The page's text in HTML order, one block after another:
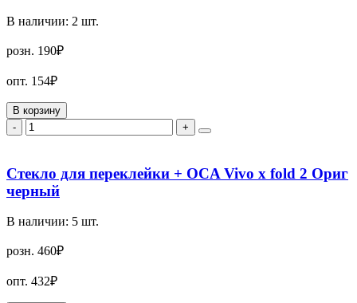
В наличии: 2 шт.
розн. 190₽
опт. 154₽
В корзину
-
+
Стекло для переклейки + OCA Vivo x fold 2 Ориг
черный
В наличии: 5 шт.
розн. 460₽
опт. 432₽